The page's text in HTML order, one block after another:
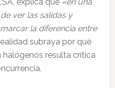
ver las salidas y
la diferencia entre
subraya por qué
resulta crítica